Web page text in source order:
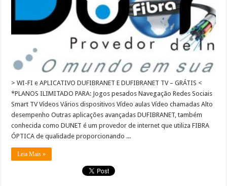
> WI-FI e APLICATIVO DUFIBRANET E DUFIBRANET TV – GRÁTIS <
*PLANOS ILIMITADO PARA: Jogos pesados Navegação Redes Sociais
Smart TV Vídeos Vários dispositivos Vídeo aulas​ Vídeo chamadas Alto
desempenho Outras aplicações avançadas DUFIBRANET, também
conhecida como DUNET é um provedor de internet que utiliza FIBRA
ÓPTICA de qualidade proporcionando ...
Leia Mais »